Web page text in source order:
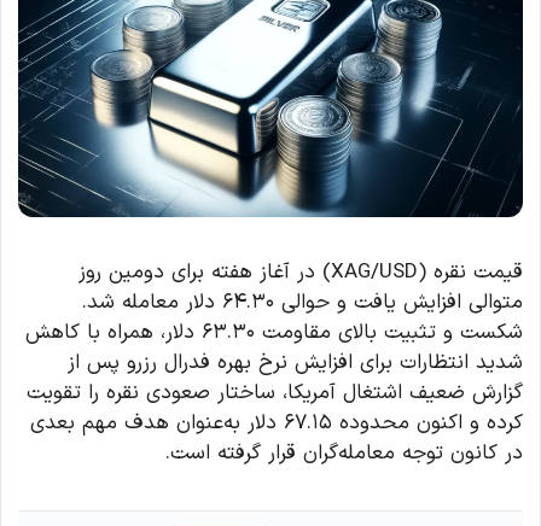
قیمت نقره (XAG/USD) در آغاز هفته برای دومین روز
متوالی افزایش یافت و حوالی ۶۴.۳۰ دلار معامله شد.
شکست و تثبیت بالای مقاومت ۶۳.۳۰ دلار، همراه با کاهش
شدید انتظارات برای افزایش نرخ بهره فدرال رزرو پس از
گزارش ضعیف اشتغال آمریکا، ساختار صعودی نقره را تقویت
کرده و اکنون محدوده ۶۷.۱۵ دلار به‌عنوان هدف مهم بعدی
در کانون توجه معامله‌گران قرار گرفته است.